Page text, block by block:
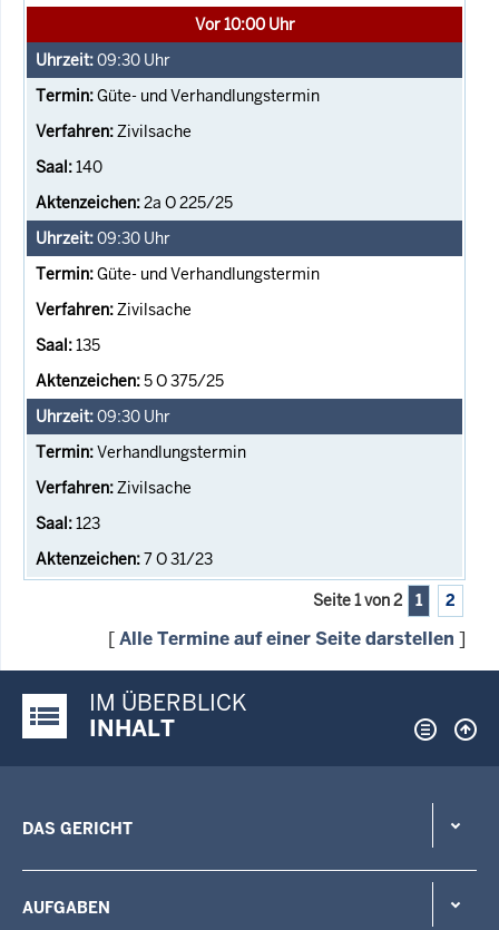
Vor 10:00 Uhr
09:30 Uhr
Güte- und Verhandlungstermin
Zivilsache
140
2a O 225/25
09:30 Uhr
Güte- und Verhandlungstermin
Zivilsache
135
5 O 375/25
09:30 Uhr
Verhandlungstermin
Zivilsache
123
7 O 31/23
Seite 1 von 2 1 2
[Alle Termine auf einer Seite darstellen ]
Justiz-Portal im Überblick:
IM ÜBERBLICK
INHALT
DAS GERICHT
AUFGABEN